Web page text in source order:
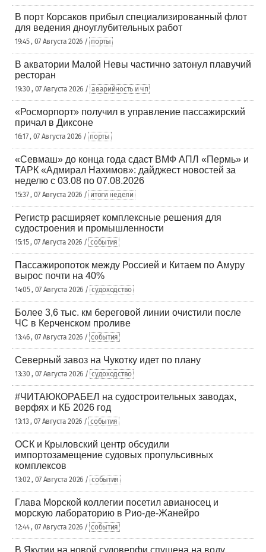
В порт Корсаков прибыл специализированный флот
для ведения дноуглубительных работ
19:45 , 07 Августа 2026 / порты
В акватории Малой Невы частично затонул плавучий
ресторан
19:30 , 07 Августа 2026 / аварийность и чп
«Росморпорт» получил в управление пассажирский
причал в Диксоне
16:17 , 07 Августа 2026 / порты
«Севмаш» до конца года сдаст ВМФ АПЛ «Пермь» и
ТАРК «Адмирал Нахимов»: дайджест новостей за
неделю с 03.08 по 07.08.2026
15:37 , 07 Августа 2026 / итоги недели
Регистр расширяет комплексные решения для
судостроения и промышленности
15:15 , 07 Августа 2026 / события
Пассажиропоток между Россией и Китаем по Амуру
вырос почти на 40%
14:05 , 07 Августа 2026 / судоходство
Более 3,6 тыс. км береговой линии очистили после
ЧС в Керченском проливе
13:46 , 07 Августа 2026 / события
Северный завоз на Чукотку идет по плану
13:30 , 07 Августа 2026 / судоходство
#ЧИТАЮКОРАБЕЛ на судостроительных заводах,
верфях и КБ 2026 год
13:13 , 07 Августа 2026 / события
ОСК и Крыловский центр обсудили
импортозамещение судовых пропульсивных
комплексов
13:02 , 07 Августа 2026 / события
Глава Морской коллегии посетил авианосец и
морскую лабораторию в Рио-де-Жанейро
12:44 , 07 Августа 2026 / события
В Якутии на новой судоверфи спущена на воду